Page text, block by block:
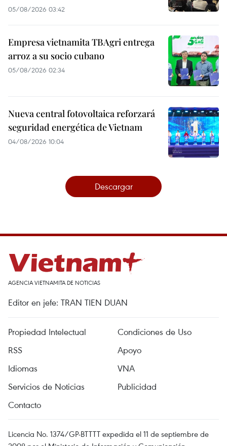
05/08/2026 03:42
Empresa vietnamita TBAgri entrega
arroz a su socio cubano
05/08/2026 02:34
Nueva central fotovoltaica reforzará
seguridad energética de Vietnam
04/08/2026 10:04
Descargar
AGENCIA VIETNAMITA DE NOTICIAS
Editor en jefe: TRAN TIEN DUAN
Propiedad Intelectual
Condiciones de Uso
RSS
Apoyo
Idiomas
VNA
Servicios de Noticias
Publicidad
Contacto
Licencia No. 1374/GP-BTTTT expedida el 11 de septiembre de